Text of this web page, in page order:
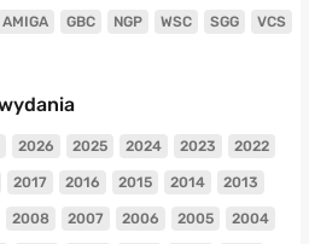
AMIGA GBC NGP WSC SGG VCS
2026 2025 2024 2023 2022
2017 2016 2015 2014 2013
2008 2007 2006 2005 2004